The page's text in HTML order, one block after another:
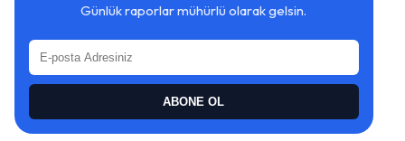
Günlük raporlar mühürlü olarak gelsin.
ABONE OL